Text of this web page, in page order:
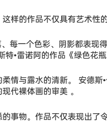
样的作品不仅具有艺术性
每一个色彩、阴影都表现
•雷诺阿的作品《绿色花
情与露水的清新。 安德
代裸体画的审美 。
事物。作品不仅表现出了